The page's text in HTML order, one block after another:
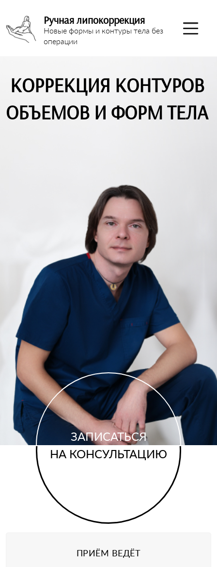
Ручная липокоррекция
Новые формы и контуры тела без
операции
КОРРЕКЦИЯ КОНТУРОВ
ОБЪЕМОВ И ФОРМ ТЕЛА
ЗАПИСАТЬСЯ
НА КОНСУЛЬТАЦИЮ
ПРИЁМ ВЕДЁТ